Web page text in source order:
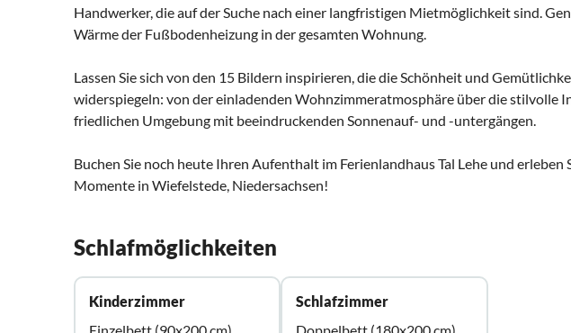
Handwerker, die auf der Suche nach einer langfristigen Mietmöglichkeit sind.
Wärme der Fußbodenheizung in der gesamten Wohnung.
Lassen Sie sich von den 15 Bildern inspirieren, die die Schönheit und
widerspiegeln: von der einladenden Wohnzimmeratmosphäre über die stilvolle
friedlichen Umgebung mit beeindruckenden Sonnenauf- und -untergängen.
Buchen Sie noch heute Ihren Aufenthalt im Ferienlandhaus Tal Lehe und erleben
Momente in Wiefelstede, Niedersachsen!
Schlafmöglichkeiten
Kinderzimmer
Schlafzimmer